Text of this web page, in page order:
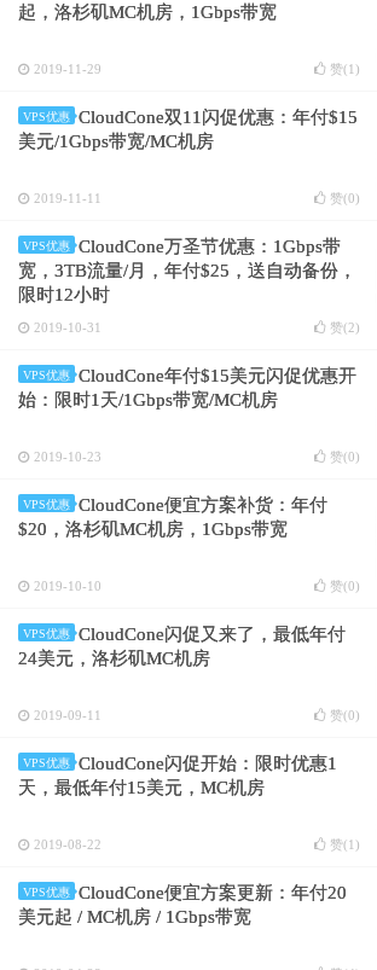
起，洛杉矶MC机房，1Gbps带宽
2019-11-29 赞(1 )
VPS优惠
CloudCone双11闪促优惠：年付$15
美元/1Gbps带宽/MC机房
2019-11-11 赞(0)
VPS优惠
CloudCone万圣节优惠：1Gbps带
宽，3TB流量/月，年付$25，送自动备份，
限时12小时
2019-10-31 赞(2)
VPS优惠
CloudCone年付$15美元闪促优惠开
始：限时1天/1Gbps带宽/MC机房
2019-10-23 赞(0)
VPS优惠
CloudCone便宜方案补货：年付
$20，洛杉矶MC机房，1Gbps带宽
2019-10-10 赞(0)
VPS优惠
CloudCone闪促又来了，最低年付
24美元，洛杉矶MC机房
2019-09-11 赞(0)
VPS优惠
CloudCone闪促开始：限时优惠1
天，最低年付15美元，MC机房
2019-08-22 赞(1 )
VPS优惠
CloudCone便宜方案更新：年付20
美元起 / MC机房 / 1Gbps带宽